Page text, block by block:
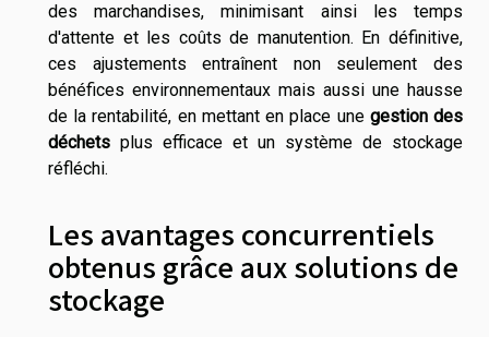
des marchandises, minimisant ainsi les temps
d'attente et les coûts de manutention. En définitive,
ces ajustements entraînent non seulement des
bénéfices environnementaux mais aussi une hausse
de la rentabilité, en mettant en place une gestion des
déchets plus efficace et un système de stockage
réfléchi.
Les avantages concurrentiels
obtenus grâce aux solutions de
stockage